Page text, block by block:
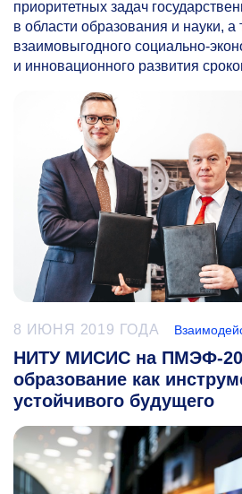
приоритетных задач
в области образования и науки, а
взаимовыгодного социально-
и инновационного развития
8 ИЮНЯ 2019 ГОДА
НИТУ МИСИС на ПМЭФ-
образование как
устойчивого будущего